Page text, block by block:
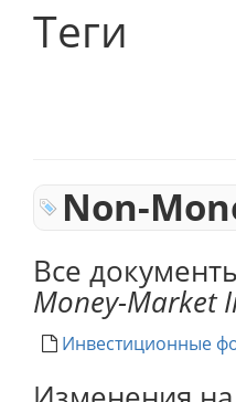
Теги
Non-
Все
Money-Market
Инвестиционные